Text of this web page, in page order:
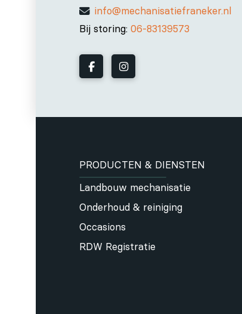
info@mechanisatiefraneker.nl
Bij storing:06-83139573
PRODUCTEN & DIENSTEN
Landbouw mechanisatie
Onderhoud & reiniging
Occasions
RDW Registratie